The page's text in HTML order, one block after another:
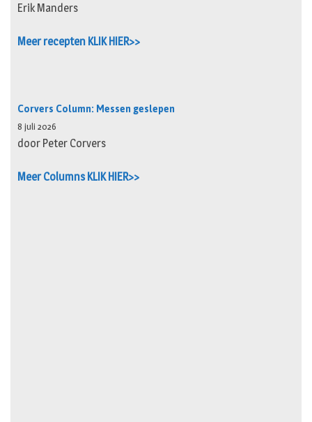
Erik Manders
Meer recepten KLIK HIER>>
Corvers Column: Messen geslepen
8 juli 2026
door Peter Corvers
Meer Columns KLIK HIER>>